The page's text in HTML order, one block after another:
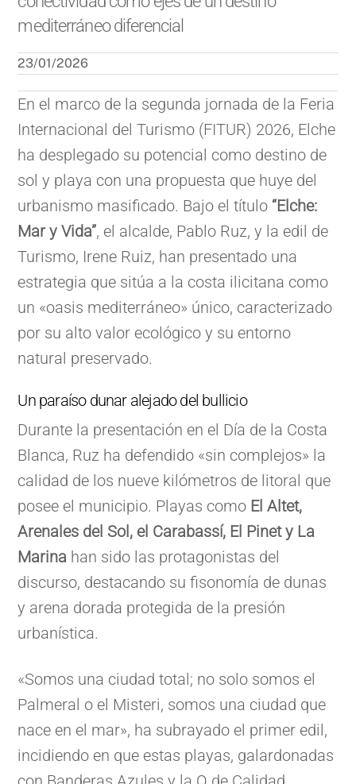
mediterráneo diferencial
23/01/2026
En el marco de la segunda jornada de la Feria
Internacional del Turismo (FITUR) 2026, Elche
ha desplegado su potencial como destino de
sol y playa con una propuesta que huye del
urbanismo masificado. Bajo el título “Elche:
Mar y Vida”, el alcalde, Pablo Ruz, y la edil de
Turismo, Irene Ruiz, han presentado una
estrategia que sitúa a la costa ilicitana como
un «oasis mediterráneo» único, caracterizado
por su alto valor ecológico y su entorno
natural preservado.
Un paraíso dunar alejado del bullicio
Durante la presentación en el Día de la Costa
Blanca, Ruz ha defendido «sin complejos» la
calidad de los nueve kilómetros de litoral que
posee el municipio. Playas como El Altet,
Arenales del Sol, el Carabassí, El Pinet y La
Marina han sido las protagonistas del
discurso, destacando su fisonomía de dunas
y arena dorada protegida de la presión
urbanística.
«Somos una ciudad total; no solo somos el
Palmeral o el Misteri, somos una ciudad que
nace en el mar», ha subrayado el primer edil,
incidiendo en que estas playas, galardonadas